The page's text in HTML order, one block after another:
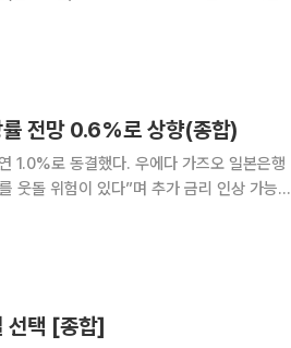
전망 0.6%로 상향(종합)
1.0%로 동결했다. 우에다 가즈오 일본은행
웃돌 위험이 있다”며 추가 금리 인상 가능성
에 찬
선택 [종합]